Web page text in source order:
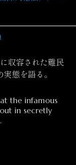
収容された難民
態を語る。
the infamous
in secretly